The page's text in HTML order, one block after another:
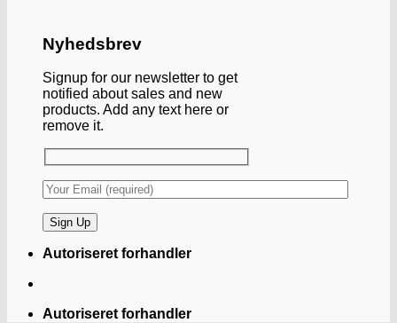
Nyhedsbrev
Signup for our newsletter to get
notified about sales and new
products. Add any text here or
remove it.
Autoriseret forhandler
Autoriseret forhandler